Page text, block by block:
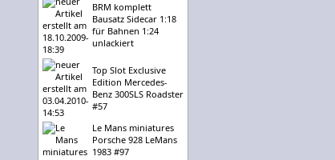
BRM komplett
Bausatz Sidecar 1:18
für Bahnen 1:24
unlackiert
Top Slot Exclusive
Edition Mercedes-
Benz 300SLS Roadster
#57
Le Mans miniatures
Porsche 928 LeMans
1983 #97